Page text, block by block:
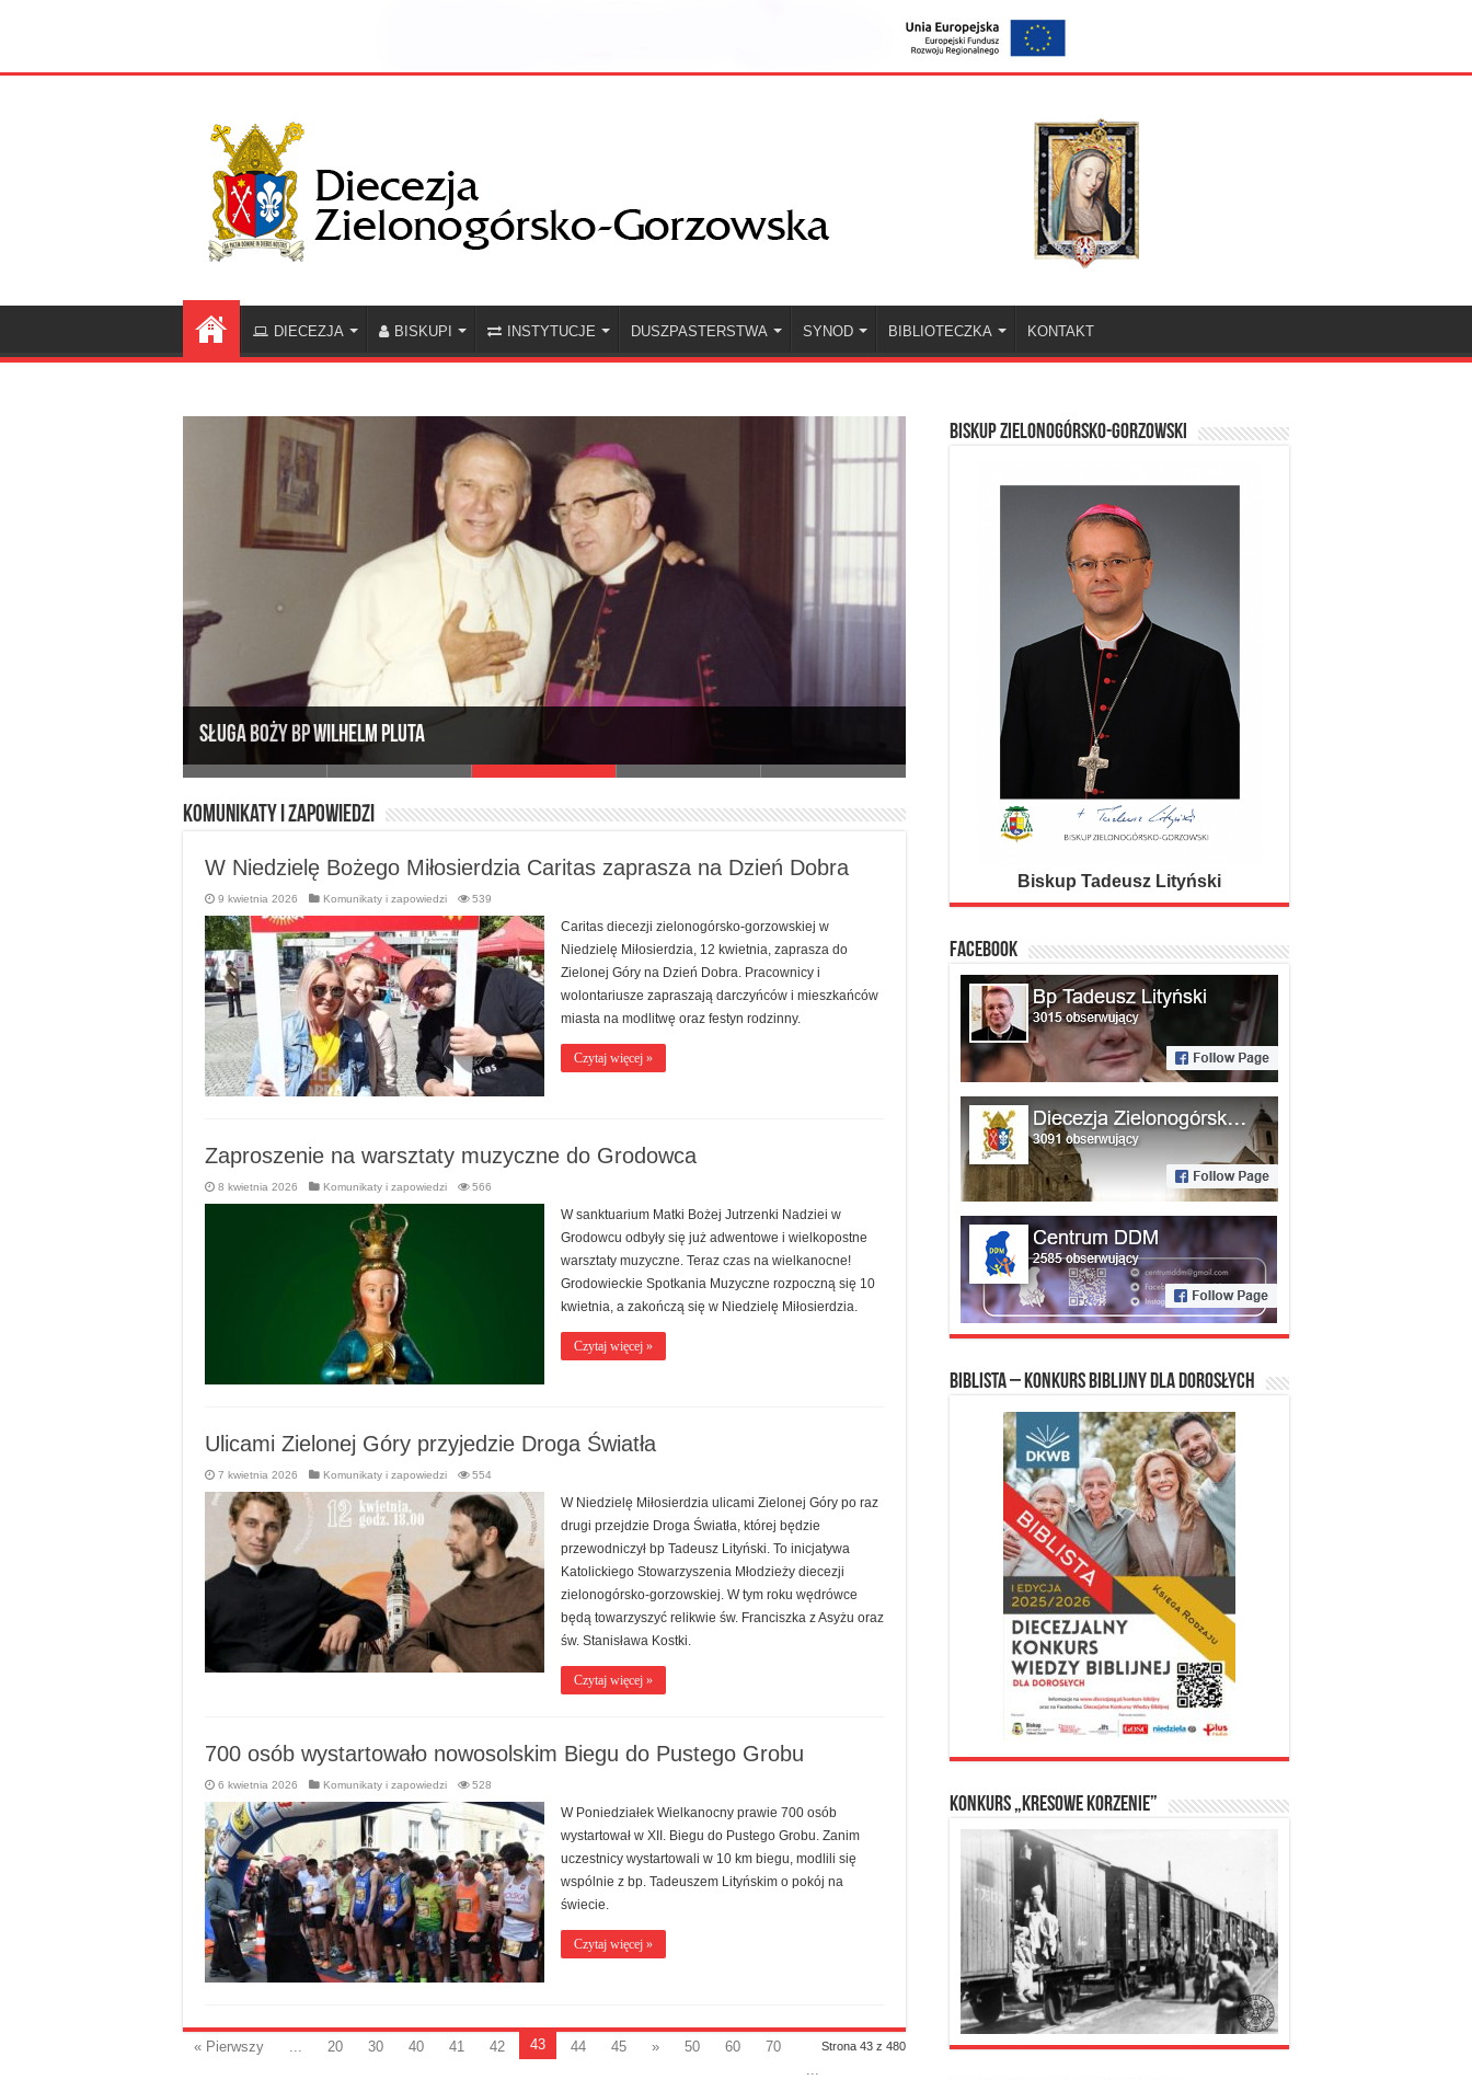
DIECEZJA BISKUPI INSTYTUCJE DUSZPASTERSTWA SYNOD BIBLIOTECZKA KONTAKT
Sługa Boży Bp Wilhelm Pluta
I Synod Diecezji Zielonogórsko-Gorzowskiej
Komunikaty i zapowiedzi
W Niedzielę Bożego Miłosierdzia Caritas zaprasza na Dzień Dobra
9 kwietnia 2026 Komunikaty i zapowiedzi 539
Caritas diecezji zielonogórsko-gorzowskiej w
Niedzielę Miłosierdzia, 12 kwietnia, zaprasza do
Zielonej Góry na Dzień Dobra. Pracownicy i
wolontariusze zapraszają darczyńców i mieszkańców
miasta na modlitwę oraz festyn rodzinny.
Czytaj więcej »
Zaproszenie na warsztaty muzyczne do Grodowca
8 kwietnia 2026 Komunikaty i zapowiedzi 566
W sanktuarium Matki Bożej Jutrzenki Nadziei w
Grodowcu odbyły się już adwentowe i wielkopostne
warsztaty muzyczne. Teraz czas na wielkanocne!
Grodowieckie Spotkania Muzyczne rozpoczną się 10
kwietnia, a zakończą się w Niedzielę Miłosierdzia.
Czytaj więcej »
Ulicami Zielonej Góry przyjedzie Droga Światła
7 kwietnia 2026 Komunikaty i zapowiedzi 554
W Niedzielę Miłosierdzia ulicami Zielonej Góry po raz
drugi przejdzie Droga Światła, której będzie
przewodniczył bp Tadeusz Lityński. To inicjatywa
Katolickiego Stowarzyszenia Młodzieży diecezji
zielonogórsko-gorzowskiej. W tym roku wędrówce
będą towarzyszyć relikwie św. Franciszka z Asyżu oraz
św. Stanisława Kostki.
Czytaj więcej »
700 osób wystartowało nowosolskim Biegu do Pustego Grobu
6 kwietnia 2026 Komunikaty i zapowiedzi 528
W Poniedziałek Wielkanocny prawie 700 osób
wystartował w XII. Biegu do Pustego Grobu. Zanim
uczestnicy wystartowali w 10 km biegu, modlili się
wspólnie z bp. Tadeuszem Lityńskim o pokój na
świecie.
Czytaj więcej »
Strona 43 z 480
« Pierwszy ... 20 30 40 41 42 43 44 45 » 50 60
70
...
BISKUP ZIELONOGÓRSKO-GORZOWSKI
Biskup Tadeusz Lityński
FACEBOOK
Biblista – konkurs biblijny dla dorosłych
Konkurs „Kresowe Korzenie”